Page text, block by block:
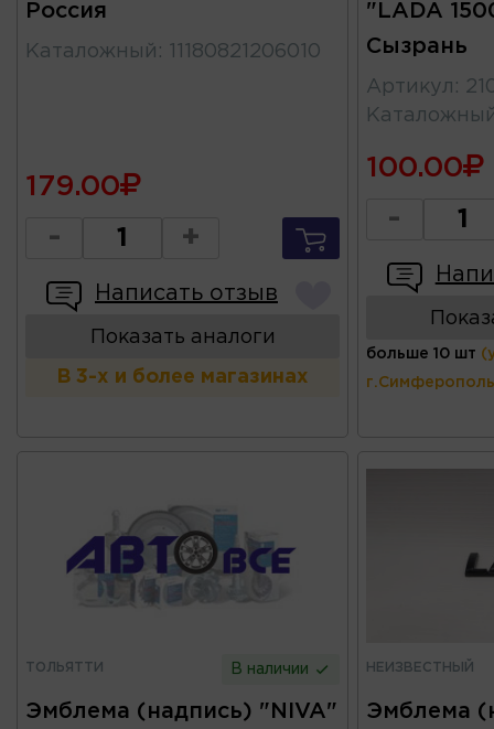
Россия
Каталожный : 11180821206010
179.00
- +
Написать отзыв
Показать аналоги
В 3-х и более магазинах
"LADA
Сызрань
Артикул :
100.00
-
больше 10 шт
ТОЛЬЯТТИ В наличии
Эмблема (надпись) "NIVA"
НЕИЗВЕСТНЫЙ
Эмблема